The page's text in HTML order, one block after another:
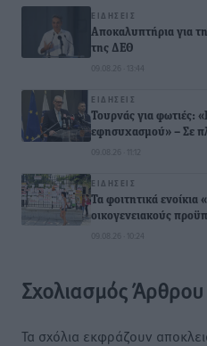
ΕΙΔΉΣΕΙΣ
Αποκαλυπτήρια για
της ΔΕΘ
09.08.26 · 13:44
ΕΙΔΉΣΕΙΣ
Τουρνάς για φωτιές:
εφησυχασμού» – Σε
09.08.26 · 11:12
ΕΙΔΉΣΕΙΣ
Τα φοιτητικά ενοίκια
οικογενειακούς
09.08.26 · 10:24
Σχολιασμός Άρθρου
Τα σχόλια εκφράζουν